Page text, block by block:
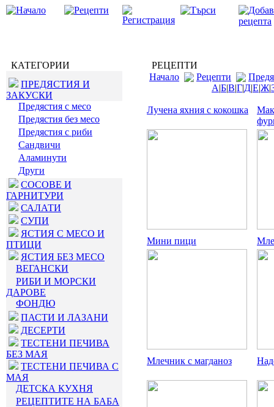
КАТЕГОРИИ
ПРЕДЯСТИЯ И
ЗАКУСКИ
Предястия с месо
Предястия без месо
Предястия с риби
Сандвичи
Аламинути
Други
СОСОВЕ И
ГАРНИТУРИ
САЛАТИ
СУПИ
ЯСТИЯ С МЕСО И
ПТИЦИ
ЯСТИЯ БЕЗ МЕСО
ВЕГАНСКИ
РИБИ И МОРСКИ
ДАРОВЕ
ФОНДЮ
ПАСТИ И ЛАЗАНИ
ДЕСЕРТИ
ТЕСТЕНИ ПЕЧИВА
БЕЗ МАЯ
ТЕСТЕНИ ПЕЧИВА С
МАЯ
ДЕТСКА КУХНЯ
РЕЦЕПТИТЕ НА БАБА
РЕЦЕПТИ
Начало
Рецепти
А|Б|В|Г|Д|Е|Ж|
Лучена яхния с кокошка
Мини пици
Млечник с магданоз